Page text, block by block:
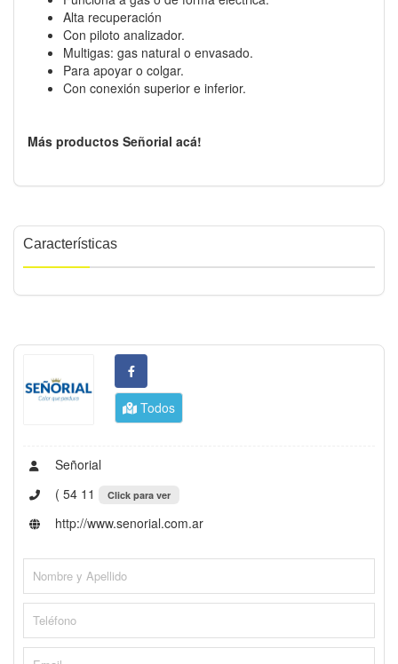
Alta recuperación
Con piloto analizador.
Multigas: gas natural o envasado.
Para apoyar o colgar.
Con conexión superior e inferior.
Más productos Señorial acá!
Características
Todos
Señorial
( 54 11
Click para ver
http://www.senorial.com.ar